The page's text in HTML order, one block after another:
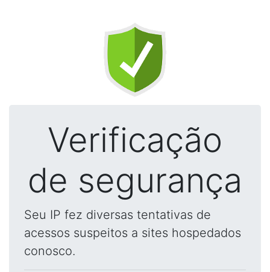
Verificação
de segurança
Seu IP fez diversas tentativas de
acessos suspeitos a sites hospedados
conosco.